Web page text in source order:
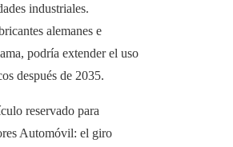
industriales.
alemanes e
podría extender el uso
después de 2035.
reservado para
Automóvil: el giro